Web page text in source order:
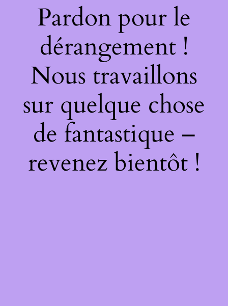
Pardon pour le
dérangement !
Nous travaillons
sur quelque chose
de fantastique –
revenez bientôt !